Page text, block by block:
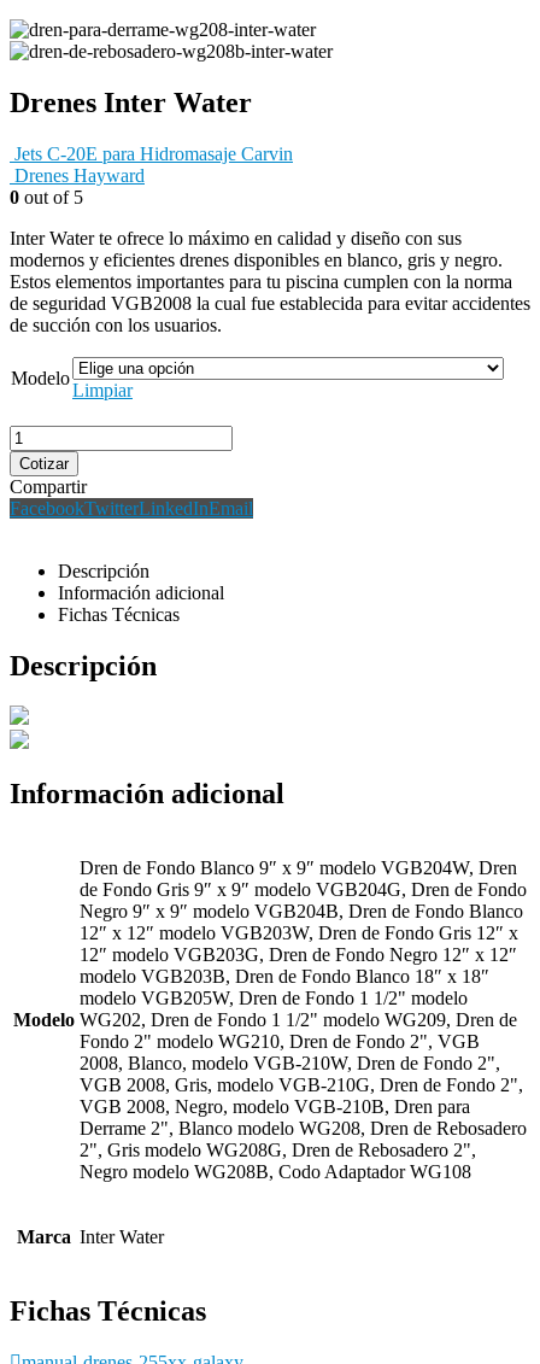
Drenes Inter Water
Jets C-20E para Hidromasaje Carvin
Drenes Hayward
0 out of 5
Inter Water te ofrece lo máximo en calidad y diseño con sus
modernos y eficientes drenes disponibles en blanco, gris y negro.
Estos elementos importantes para tu piscina cumplen con la norma
de seguridad VGB2008 la cual fue establecida para evitar accidentes
de succión con los usuarios.
Modelo
Limpiar
Cotizar
Compartir
FacebookTwitterLinkedInEmail
Descripción
Información adicional
Fichas Técnicas
Descripción
Información adicional
Modelo
Dren de Fondo Blanco 9″ x 9″ modelo VGB204W, Dren
de Fondo Gris 9″ x 9″ modelo VGB204G, Dren de Fondo
Negro 9″ x 9″ modelo VGB204B, Dren de Fondo Blanco
12″ x 12″ modelo VGB203W, Dren de Fondo Gris 12″ x
12″ modelo VGB203G, Dren de Fondo Negro 12″ x 12″
modelo VGB203B, Dren de Fondo Blanco 18″ x 18″
modelo VGB205W, Dren de Fondo 1 1/2" modelo
WG202, Dren de Fondo 1 1/2" modelo WG209, Dren de
Fondo 2" modelo WG210, Dren de Fondo 2", VGB
2008, Blanco, modelo VGB-210W, Dren de Fondo 2",
VGB 2008, Gris, modelo VGB-210G, Dren de Fondo 2",
VGB 2008, Negro, modelo VGB-210B, Dren para
Derrame 2", Blanco modelo WG208, Dren de Rebosadero
2", Gris modelo WG208G, Dren de Rebosadero 2",
Negro modelo WG208B, Codo Adaptador WG108
Marca Inter Water
Fichas Técnicas